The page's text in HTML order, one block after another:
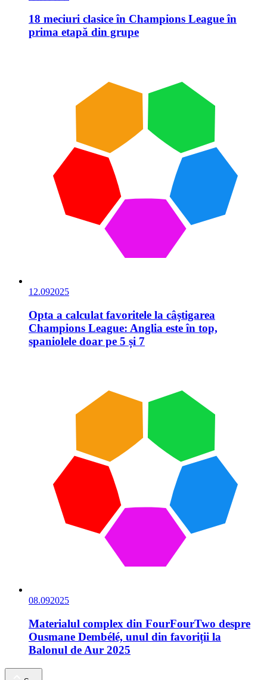
18 meciuri clasice în Champions League în
prima etapă din grupe
12.092025
Opta a calculat favoritele la câștigarea
Champions League: Anglia este în top,
spaniolele doar pe 5 și 7
08.092025
Materialul complex din FourFourTwo despre
Ousmane Dembélé, unul din favoriții la
Balonul de Aur 2025